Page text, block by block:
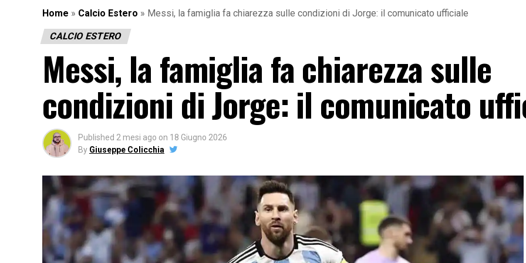
Home » Calcio Estero » Messi, la famiglia fa chiarezza sulle condizioni di Jorge: il comunicato ufficiale
CALCIO ESTERO
Messi, la famiglia fa chiarezza sulle
condizioni di Jorge: il comunicato
Published 2 mesi ago on 18 Giugno 2026
By Giuseppe Colicchia